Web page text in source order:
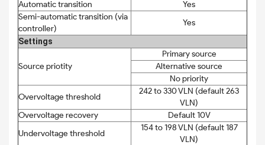
Automatic transition
Yes
Semi-automatic transition (via
controller)
Yes
Settings
Source priotity
Primary source
Alternative source
No priority
Overvoltage threshold
242 to 330 VLN (default 263
VLN)
Overvoltage recovery
Default 10V
Undervoltage threshold
154 to 198 VLN (default 187
VLN)